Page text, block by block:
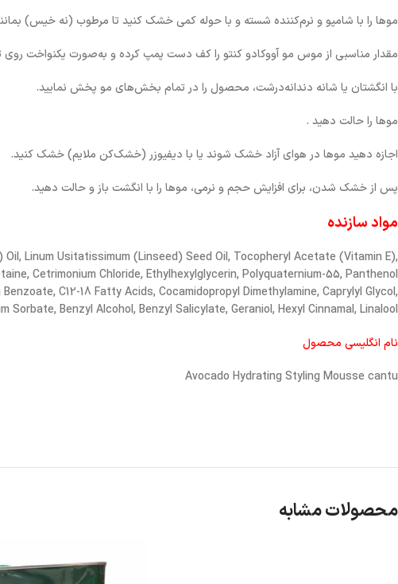
موها را با شامپو و نرم‌کننده شسته و با حوله کمی خشک کنید تا مرطوب (نه خیس)
مقدار مناسبی از موس مو آووکادو کنتو را کف دست پمپ کرده و به‌صورت یکنواخت
با انگشتان یا شانه دندانه‌درشت، محصول را در تمام بخش‌های مو پخش نمایید.
موها را حالت دهید .
اجازه دهید موها در هوای آزاد خشک شوند یا با دیفیوزر (خشک‌کن ملایم) خشک کنید.
پس از خشک شدن، برای افزایش حجم و نرمی، موها را با انگشت باز و حالت دهید.
مواد سازنده
Linum Usitatissimum (Linseed) Seed Oil, Tocopheryl Acetate (Vitamin E),
Cetrimonium Chloride, Ethylhexylglycerin, Polyquaternium-55, Panthenol
C12-18 Fatty Acids, Cocamidopropyl Dimethylamine, Caprylyl Glycol,
Sorbate, Benzyl Alcohol, Benzyl Salicylate, Geraniol, Hexyl Cinnamal, Linalool.
نام انگلیسی محصول
Avocado Hydrating Styling Mousse cantu
محصولات مشابه